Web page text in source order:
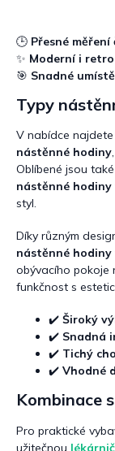
🕒 Přesné měření
✨ Moderní i
🎯 Snadné
Typy
V nabídce najdete
nástěnné hodiny
Oblíbené jsou také
nástěnné
styl.
Díky různým
nástěnné hodiny
obývacího pokoje
funkčnost s
✔️ Široký
✔️ Snadná
✔️ Tichý
✔️ Vhodné
Kombinace
Pro praktické
užitečnou